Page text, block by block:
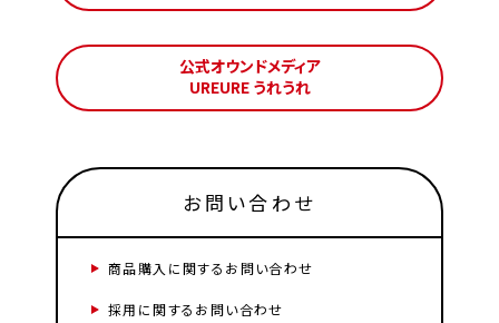
公式オウンドメディア
UREURE うれうれ
お問い合わせ
商品購入に関するお問い合わせ
採用に関するお問い合わせ